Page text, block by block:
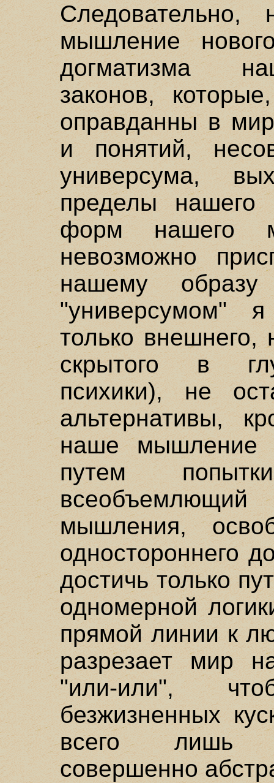
Следовательно,
мышление
догматизма
законов,
оправданны в
и понятий,
универсума,
пределы нашего
форм нашего
невозможно
нашему
"универсумом"
только внешнего,
скрытого в
психики), не
альтернативы,
наше мышление
путем
мышления,
одностороннего
достичь только
одномерной
прямой линии к
разрезает мир
"или-или",
безжизненных
всего лишь
совершенно